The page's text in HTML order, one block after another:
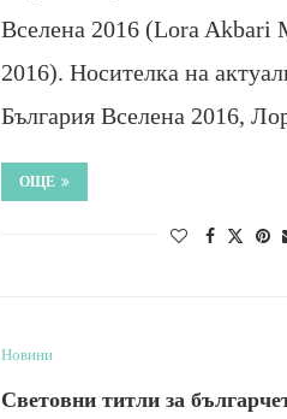
Вселена 2016 (Lora Akbari
2016). Носителка на
България Вселена 2016,
ОЩЕ
Новини
Световни титли за